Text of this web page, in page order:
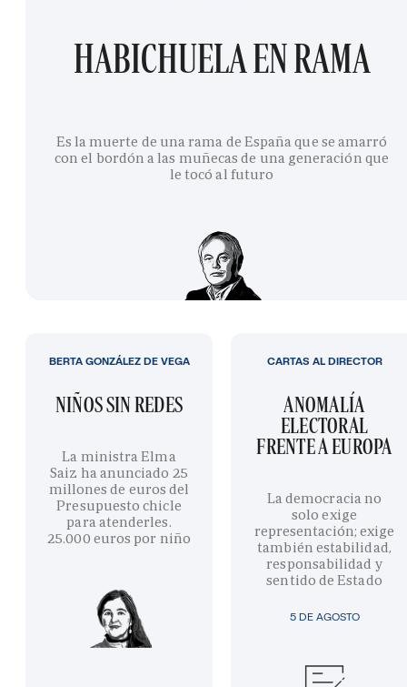
HABICHUELA EN RAMA
Es la muerte de una rama de España que se amarró
con el bordón a las muñecas de una generación que
le tocó al futuro
NIÑOS SIN REDES
La ministra Elma
Saiz ha anunciado 25
millones de euros del
Presupuesto chicle
para atenderles.
25.000 euros por niño
BERTA GONZÁLEZ DE VEGA
5 DE AGOSTO
ANOMALÍA
ELECTORAL
FRENTE A EUROPA
La democracia no
solo exige
representación; exige
también estabilidad,
responsabilidad y
sentido de Estado
CARTAS AL DIRECTOR